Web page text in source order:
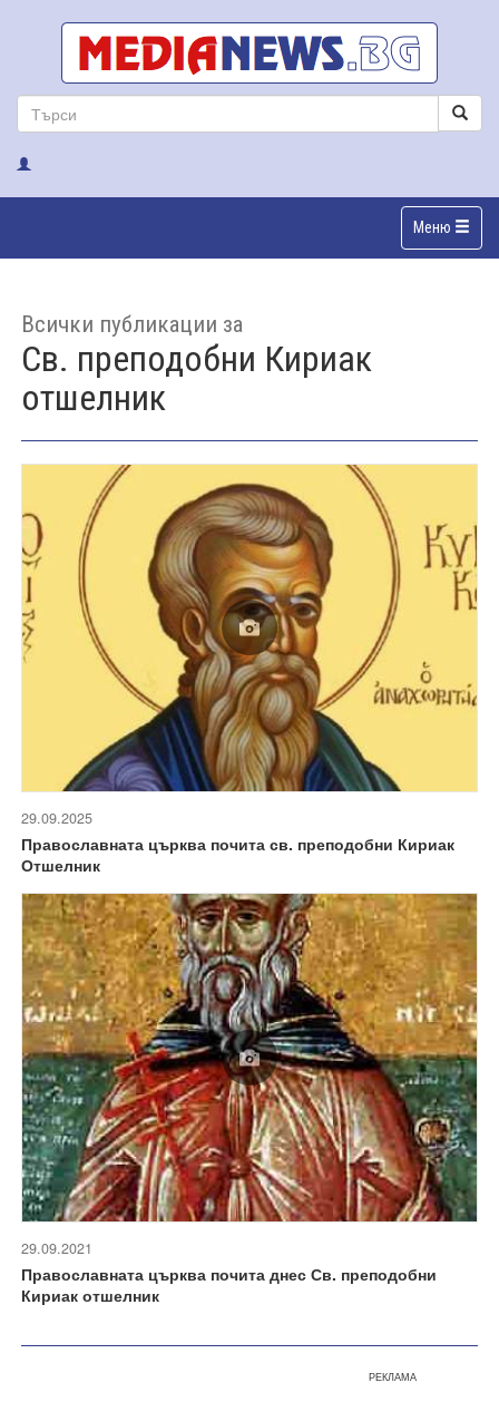
Меню
Всички публикации за
Св. преподобни Кириак
отшелник
29.09.2025
Православната църква почита св. преподобни Кириак
Отшелник
29.09.2021
Православната църква почита днес Св. преподобни
Кириак отшелник
РЕКЛАМА